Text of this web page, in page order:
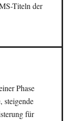
Titeln der
Phase
steigende
für